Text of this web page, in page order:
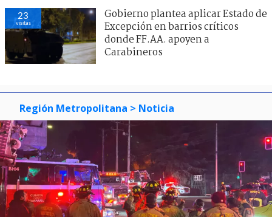
23
visitas
Gobierno plantea aplicar Estado de
Excepción en barrios críticos
donde FF.AA. apoyen a
Carabineros
Región Metropolitana > Noticia